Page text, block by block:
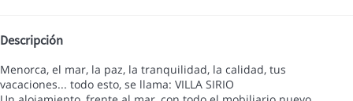
Descripción
Menorca, el mar, la paz, la tranquilidad, la calidad, tus
vacaciones... todo esto, se llama: VILLA SIRIO